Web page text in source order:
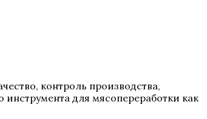
контроль производства,
для мясопереработки как